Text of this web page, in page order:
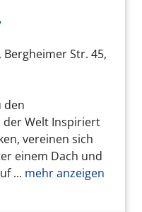
Str. 45,
den
der Welt Inspiriert
vereinen sich
einem Dach und
... mehr anzeigen